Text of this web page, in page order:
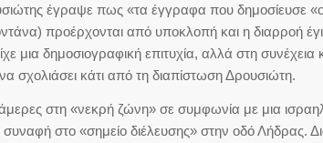
έγραψε πως «τα έγγραφα που δημοσίευσε «ο
προέρχονται από υποκλοπή και η διαρροή
μια δημοσιογραφική επιτυχία, αλλά στη
σχολιάσει κάτι από τη διαπίστωση Δρουσιώτη.
στη «νεκρή ζώνη» σε συμφωνία με μια
στο «σημείο διέλευσης» στην οδό Λήδρας.